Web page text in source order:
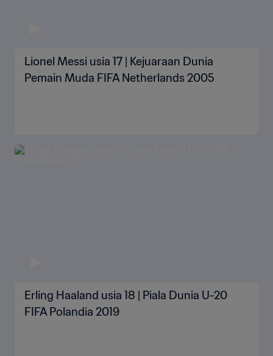
Lionel Messi usia 17 | Kejuaraan Dunia
Pemain Muda FIFA Netherlands 2005
Erling Haaland usia 18 | Piala Dunia U-20
FIFA Polandia 2019